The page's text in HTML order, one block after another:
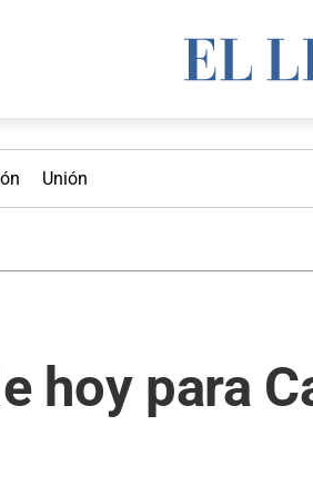
Unión
hoy para